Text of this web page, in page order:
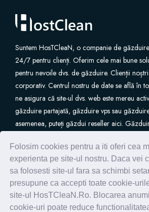
Folosim cookies pentru a iti oferi cea
experienta pe site-ul nostru. Daca vei
sa folosesti site-ul fara sa schimbi
presupune ca accepti toate cookie-
site-ul HosTCleaN.Ro. Blocarea
cookie-uri poate reduce
E-poçt servisi
Peşəkar e-poçt
Veb saytının ehtiyat nüsxəsi
VPN
SEO alətləri
Suntem HosTCleaN, o companie de
24/7 pentru clienți. Oferim cele mai bune
pentru nevoile dvs. de găzduire. Clienții
corporativ. Centrul nostru de date se află în
ne asigura că site-ul dvs. web este mereu
găzduire partajată, găzduire vps sau
asemenea, puteți găzdui reseller aici.
S.C. HostClean S.R.L
este inscrisa in
Prelucrarilor de Date cu Caracter Personal